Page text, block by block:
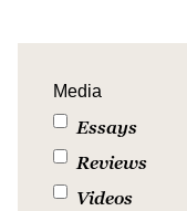
Media
Essays
Reviews
Videos